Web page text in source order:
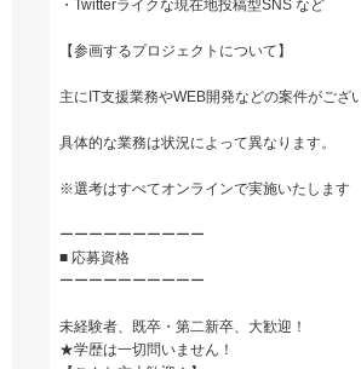
・Twitterライクな現在地投稿型SNS など
【参画するプロジェクトについて】
主にIT支援業務やWEB開発などの案件がござ
具体的な業務は状況によって異なります。
※選考はすべてオンラインで実施いたします
ーーーーーーーーーー
■ 応募資格
ーーーーーーーーーー
未経験者、既卒・第二新卒、大歓迎！
★学歴は一切問いません！